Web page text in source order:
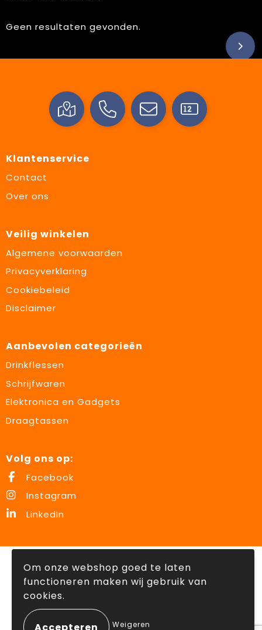
Geen resultaten gevonden.
Klantenservice
Contact
Over ons
Veilig winkelen
Algemene voorwaarden
Privacyverklaring
Cookiebeleid
Disclaimer
Aanbevolen categorieën
Drinkflessen
Schrijfwaren
Elektronica en Gadgets
Draagtassen
Volg ons op:
Facebook
Instagram
LinkedIn
Om onze webshop goed te laten
functioneren maken wij gebruik van
cookies.
Weigeren